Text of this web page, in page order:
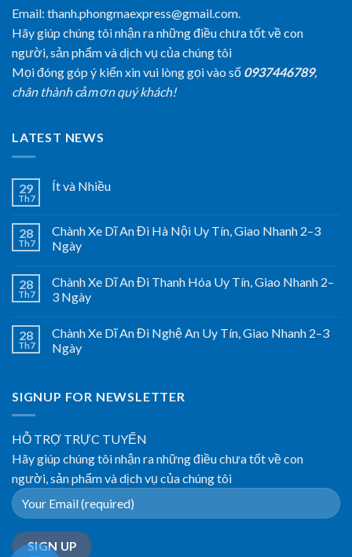
Email: thanh.phongmaexpress@gmail.com.
Hãy giúp chúng tôi nhận ra những điều chưa tốt về con
người, sản phẩm và dịch vụ của chúng tôi
Mọi đóng góp ý kiến xin vui lòng gọi vào số 0937446789,
chân thành cảm ơn quý khách!
LATEST NEWS
29
Th7
Ít và Nhiều
28
Th7
Chành Xe Dĩ An Đi Hà Nội Uy Tín, Giao Nhanh 2–3
Ngày
28
Th7
Chành Xe Dĩ An Đi Thanh Hóa Uy Tín, Giao Nhanh 2–
3 Ngày
28
Th7
Chành Xe Dĩ An Đi Nghệ An Uy Tín, Giao Nhanh 2–3
Ngày
SIGNUP FOR NEWSLETTER
HỖ TRỢ TRỰC TUYẾN
Hãy giúp chúng tôi nhận ra những điều chưa tốt về con
người, sản phẩm và dịch vụ của chúng tôi